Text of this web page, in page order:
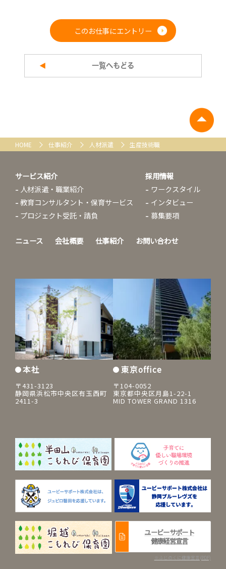
このお仕事にエントリー
一覧へもどる
HOME 仕事紹介 人材派遣 生産技術職
サービス紹介
人材派遣・職業紹介
教育コンサルタント・保育サービス
プロジェクト受託・請負
採用情報
ワークスタイル
インタビュー
募集要項
ニュース 会社概要 仕事紹介 お問い合わせ
本社
〒431-3123
静岡県浜松市中央区有玉西町
2411-3
東京office
〒104-0052
東京都中央区月島1-22-1
MID TOWER GRAND 1316
ユービーサポート
健康経営宣言
※ふじのくに健康宣言(PDF)